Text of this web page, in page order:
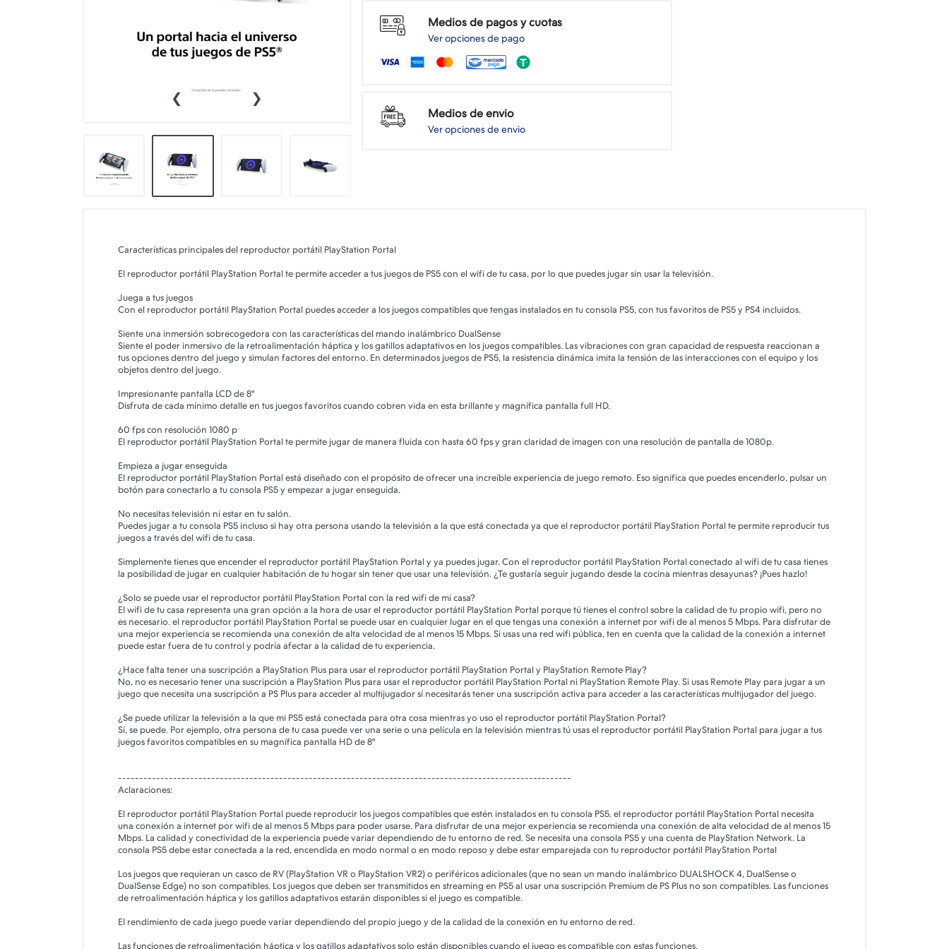
👾COLECCIONABLES🧸
💻MUNDO PC GAMER💻
🤓MUNDO PC OFICINA🤓
🫗GEEK HOME🍵
‹ ›
Medios de pagos y cuotas
Ver opciones de pago
Medios de envio
Ver opciones de envio
Características principales del reproductor portátil PlayStation Portal
El reproductor portátil PlayStation Portal te permite acceder a tus juegos de PS5 con el wifi de tu casa, por lo que puedes jugar sin usar la televisión.
Juega a tus juegos
Con el reproductor portátil PlayStation Portal puedes acceder a los juegos compatibles que tengas instalados en tu consola PS5, con tus favoritos de PS5 y PS4 incluidos.
Siente una inmersión sobrecogedora con las características del mando inalámbrico DualSense
Siente el poder inmersivo de la retroalimentación háptica y los gatillos adaptativos en los juegos compatibles. Las vibraciones con gran capacidad de respuesta reaccionan a
tus opciones dentro del juego y simulan factores del entorno. En determinados juegos de PS5, la resistencia dinámica imita la tensión de las interacciones con el equipo y los
objetos dentro del juego.
Impresionante pantalla LCD de 8"
Disfruta de cada mínimo detalle en tus juegos favoritos cuando cobren vida en esta brillante y magnífica pantalla full HD.
60 fps con resolución 1080 p
El reproductor portátil PlayStation Portal te permite jugar de manera fluida con hasta 60 fps y gran claridad de imagen con una resolución de pantalla de 1080p.
Empieza a jugar enseguida
El reproductor portátil PlayStation Portal está diseñado con el propósito de ofrecer una increíble experiencia de juego remoto. Eso significa que puedes encenderlo, pulsar un
botón para conectarlo a tu consola PS5 y empezar a jugar enseguida.
No necesitas televisión ni estar en tu salón.
Puedes jugar a tu consola PS5 incluso si hay otra persona usando la televisión a la que está conectada ya que el reproductor portátil PlayStation Portal te permite reproducir tus
juegos a través del wifi de tu casa.
Simplemente tienes que encender el reproductor portátil PlayStation Portal y ya puedes jugar. Con el reproductor portátil PlayStation Portal conectado al wifi de tu casa tienes
la posibilidad de jugar en cualquier habitación de tu hogar sin tener que usar una televisión. ¿Te gustaría seguir jugando desde la cocina mientras desayunas? ¡Pues hazlo!
¿Solo se puede usar el reproductor portátil PlayStation Portal con la red wifi de mi casa?
El wifi de tu casa representa una gran opción a la hora de usar el reproductor portátil PlayStation Portal porque tú tienes el control sobre la calidad de tu propio wifi, pero no
es necesario. el reproductor portátil PlayStation Portal se puede usar en cualquier lugar en el que tengas una conexión a internet por wifi de al menos 5 Mbps. Para disfrutar de
una mejor experiencia se recomienda una conexión de alta velocidad de al menos 15 Mbps. Si usas una red wifi pública, ten en cuenta que la calidad de la conexión a internet
puede estar fuera de tu control y podría afectar a la calidad de tu experiencia.
¿Hace falta tener una suscripción a PlayStation Plus para usar el reproductor portátil PlayStation Portal y PlayStation Remote Play?
No, no es necesario tener una suscripción a PlayStation Plus para usar el reproductor portátil PlayStation Portal ni PlayStation Remote Play. Si usas Remote Play para jugar a un
juego que necesita una suscripción a PS Plus para acceder al multijugador sí necesitarás tener una suscripción activa para acceder a las características multijugador del juego.
¿Se puede utilizar la televisión a la que mi PS5 está conectada para otra cosa mientras yo uso el reproductor portátil PlayStation Portal?
Sí, se puede. Por ejemplo, otra persona de tu casa puede ver una serie o una película en la televisión mientras tú usas el reproductor portátil PlayStation Portal para jugar a tus
juegos favoritos compatibles en su magnífica pantalla HD de 8"
-----------------------------------------------------------------------------------------------------------
Aclaraciones:
El reproductor portátil PlayStation Portal puede reproducir los juegos compatibles que estén instalados en tu consola PS5. el reproductor portátil PlayStation Portal necesita
una conexión a internet por wifi de al menos 5 Mbps para poder usarse. Para disfrutar de una mejor experiencia se recomienda una conexión de alta velocidad de al menos 15
Mbps. La calidad y conectividad de la experiencia puede variar dependiendo de tu entorno de red. Se necesita una consola PS5 y una cuenta de PlayStation Network. La
consola PS5 debe estar conectada a la red, encendida en modo normal o en modo reposo y debe estar emparejada con tu reproductor portátil PlayStation Portal
Los juegos que requieran un casco de RV (PlayStation VR o PlayStation VR2) o periféricos adicionales (que no sean un mando inalámbrico DUALSHOCK 4, DualSense o
DualSense Edge) no son compatibles. Los juegos que deben ser transmitidos en streaming en PS5 al usar una suscripción Premium de PS Plus no son compatibles. Las funciones
de retroalimentación háptica y los gatillos adaptativos estarán disponibles si el juego es compatible.
El rendimiento de cada juego puede variar dependiendo del propio juego y de la calidad de la conexión en tu entorno de red.
Las funciones de retroalimentación háptica y los gatillos adaptativos solo están disponibles cuando el juego es compatible con estas funciones.